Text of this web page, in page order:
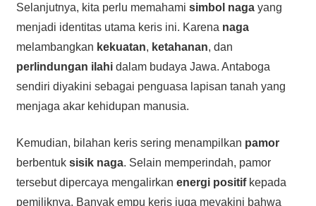
Selanjutnya, kita perlu memahami simbol nagayang
menjadi identitas utama keris ini. Karena naga
melambangkan kekuatan, ketahanan, dan
perlindungan ilahidalam budaya Jawa. Antaboga
sendiri diyakini sebagai penguasa lapisan tanah yang
menjaga akar kehidupan manusia.
Kemudian, bilahan keris sering menampilkan pamor
berbentuk sisik naga. Selain memperindah, pamor
tersebut dipercaya mengalirkan energi positifkepada
pemiliknya. Banyak empu keris juga meyakini bahwa